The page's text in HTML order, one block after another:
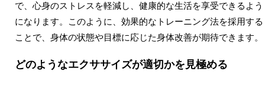
で、心身のストレスを軽減し、健康的な生活を享受できるよう
になります。このように、効果的なトレーニング法を採用する
ことで、身体の状態や目標に応じた身体改善が期待できます。
どのようなエクササイズが適切かを見極める